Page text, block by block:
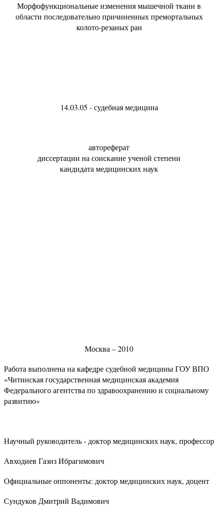
Морфофункциональные изменения мышечной ткани в
области последовательно причиненных премортальных
колото-резаных ран
14.03.05 - судебная медицина
автореферат
диссертации на соискание ученой степени
кандидата медицинских наук
Москва – 2010
Работа выполнена на кафедре судебной медицины ГОУ ВПО
«Читинская государственная медицинская академия
Федерального агентства по здравоохранению и социальному
развитию»
Научный руководитель - доктор медицинских наук, профессор
Авходиев Газиз Ибрагимович
Официальные оппоненты: доктор медицинских наук, доцент
Сундуков Дмитрий Вадимович